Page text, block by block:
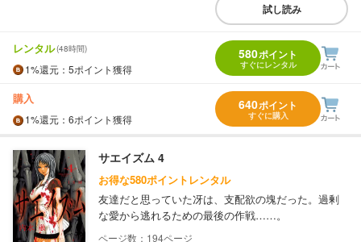
試し読み
レンタル(48時間)
1%還元 ：5ポイント獲得
580ポイント
すぐにレンタル
購入
1%還元 ：6ポイント獲得
640ポイント
すぐに購入
サエイズム 4
お得な580ポイントレンタル
友達だと思っていた冴は、支配欲の塊だった。過剰
な愛から逃れるための最後の作戦……。
194